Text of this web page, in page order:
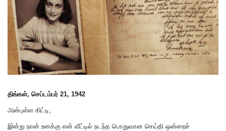
திங்கள், செப்டம்பர் 21, 1942
அன்புள்ள கிட்டி,
இன்று நான் உனக்கு என் வீட்டில் நடந்த பொதுவான செய்தி ஒன்றைச்